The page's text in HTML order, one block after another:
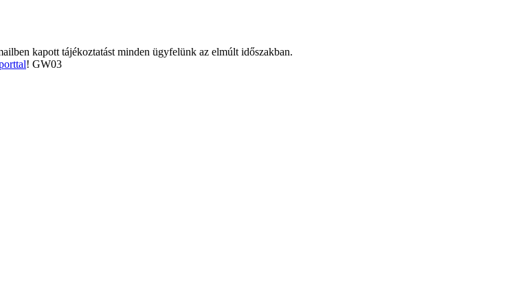
kapott tájékoztatást minden ügyfelünk az elmúlt időszakban.
! GW03